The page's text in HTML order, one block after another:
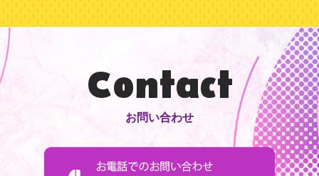
Contact
お問い合わせ